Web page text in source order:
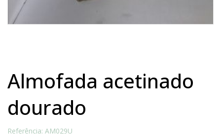
almofada acetinado
dourado
Referência: AM029U